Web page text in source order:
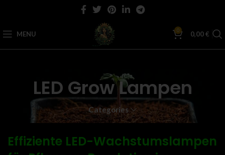
MENU 0 0,00€
LED Grow Lampen
Categories
Effiziente LED-Wachstumslampen